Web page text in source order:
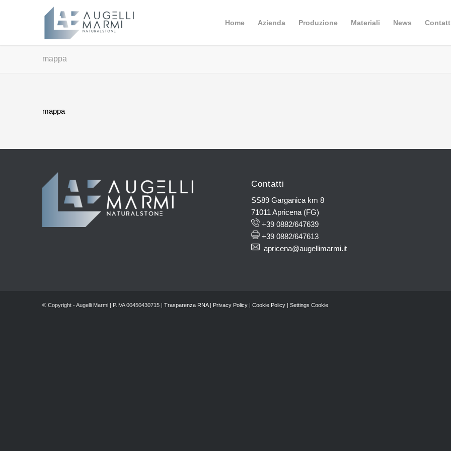
Home Azienda Produzione Materiali News
mappa
mappa
Contatti
SS89 Garganica km 8
71011 Apricena (FG)
+39 0882/647639
+39 0882/647613
apricena@augellimarmi.it
© Copyright - Augelli Marmi | P.IVA 00450430715 | Trasparenza RNA| Privacy Policy| Cookie Policy| Settings Cookie